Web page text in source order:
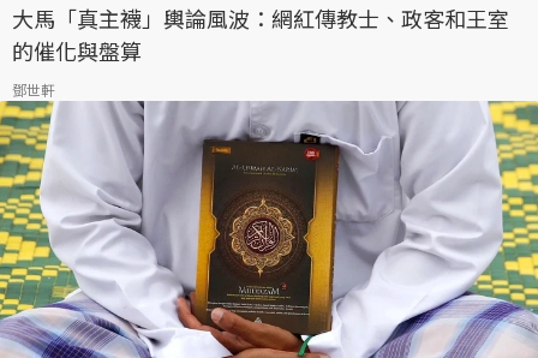
大馬「真主襪」輿論風波：網紅傳教士、政客和王室
的催化與盤算
鄧世軒